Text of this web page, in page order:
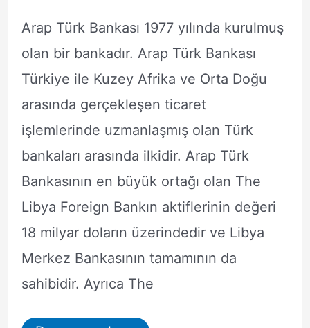
Arap Türk Bankası 1977 yılında kurulmuş
olan bir bankadır. Arap Türk Bankası
Türkiye ile Kuzey Afrika ve Orta Doğu
arasında gerçekleşen ticaret
işlemlerinde uzmanlaşmış olan Türk
bankaları arasında ilkidir. Arap Türk
Bankasının en büyük ortağı olan The
Libya Foreign Bankın aktiflerinin değeri
18 milyar doların üzerindedir ve Libya
Merkez Bankasının tamamının da
sahibidir. Ayrıca The